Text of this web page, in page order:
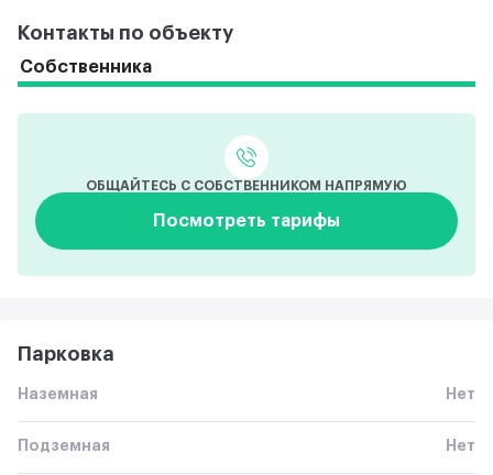
Контакты по объекту
Собственника
ОБЩАЙТЕСЬ С СОБСТВЕННИКОМ НАПРЯМУЮ
Посмотреть тарифы
Парковка
Наземная Нет
Подземная Нет